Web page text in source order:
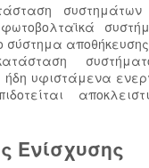
συστημάτων
σύστημα
υφιστάμενα
Ενίσχυσης